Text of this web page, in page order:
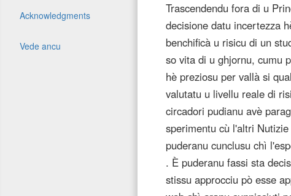
Acknowledgments
Vede ancu
Trascendendu fora di u
decisione datu incertezza
benchificà u risicu di un
so vita di u ghjornu, cumu
hè preziosu per vallà si
valutatu u livellu reale di
circadori pudianu avè
sperimentu cù l'altri
puderanu cunclusu chì
. È puderanu fassi sta
stissu approcciu pò esse